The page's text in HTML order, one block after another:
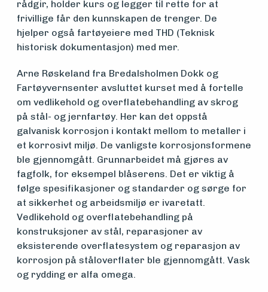
rådgir, holder kurs og legger til rette for at
frivillige får den kunnskapen de trenger. De
hjelper også fartøyeiere med THD (Teknisk
historisk dokumentasjon) med mer.
Arne Røskeland fra Bredalsholmen Dokk og
Fartøyvernsenter avsluttet kurset med å fortelle
om vedlikehold og overflatebehandling av skrog
på stål- og jernfartøy. Her kan det oppstå
galvanisk korrosjon i kontakt mellom to metaller i
et korrosivt miljø. De vanligste korrosjonsformene
ble gjennomgått. Grunnarbeidet må gjøres av
fagfolk, for eksempel blåserens. Det er viktig å
følge spesifikasjoner og standarder og sørge for
at sikkerhet og arbeidsmiljø er ivaretatt.
Vedlikehold og overflatebehandling på
konstruksjoner av stål, reparasjoner av
eksisterende overflatesystem og reparasjon av
korrosjon på ståloverflater ble gjennomgått. Vask
og rydding er alfa omega.